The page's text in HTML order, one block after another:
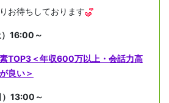
お待ちしております
16:00～
TOP3＜年収600万以上・会話力高
良い＞
13:00～